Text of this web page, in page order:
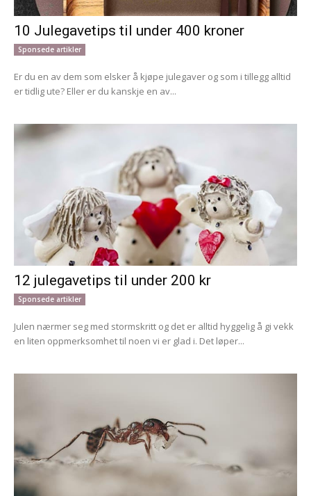
10 Julegavetips til under 400 kroner
Sponsede artikler
Er du en av dem som elsker å kjøpe julegaver og som i tillegg alltid
er tidlig ute? Eller er du kanskje en av...
12 julegavetips til under 200 kr
Sponsede artikler
Julen nærmer seg med stormskritt og det er alltid hyggelig å gi vekk
en liten oppmerksomhet til noen vi er glad i. Det løper...